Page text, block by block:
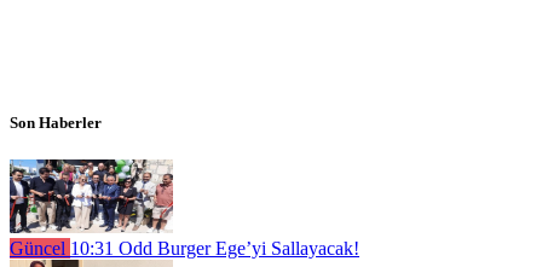
Son Haberler
Güncel 10:31 Odd Burger Ege’yi Sallayacak!